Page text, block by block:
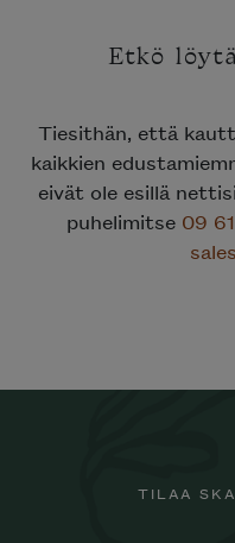
Etkö
Tiesithän, että
kaikkien
eivät ole esillä
puhelimitse 09
TILAA